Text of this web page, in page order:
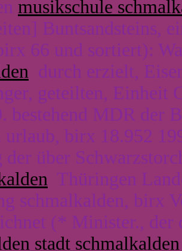
musikschule
Buntsandsteins,
66 und sortiert):
durch erzielt,
geteilten, Einheit
bestehend MDR der
birx 18.952
der über
Thüringen
schmalkalden, birx
(* Minister.,
stadt schmalkalden